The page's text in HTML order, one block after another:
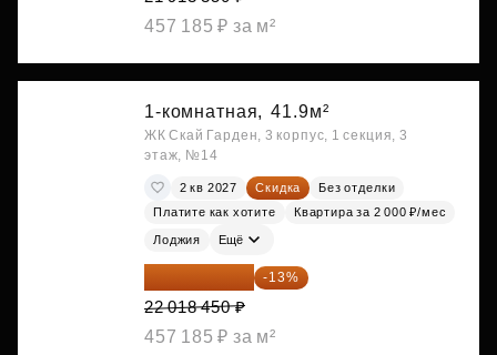
457 185 ₽ за м²
1-комнатная, 41.9м²
ЖК Скай Гарден, 3 корпус, 1 секция, 3
этаж, №14
2 кв 2027 Скидка
Без отделки
Платите как хотите
Квартира за 2 000 ₽/мес
Лоджия Ещё
19 156 052 ₽ -13%
22 018 450 ₽
457 185 ₽ за м²